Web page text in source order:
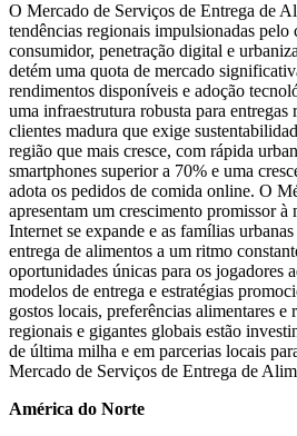
O Mercado de Serviços de Entrega de
tendências regionais impulsionadas pelo
consumidor, penetração digital e
detém uma quota de mercado
rendimentos disponíveis e adoção
uma infraestrutura robusta para entregas
clientes madura que exige
região que mais cresce, com rápida
smartphones superior a 70% e uma
adota os pedidos de comida online. O
apresentam um crescimento promissor à
Internet se expande e as famílias
entrega de alimentos a um ritmo
oportunidades únicas para os jogadores
modelos de entrega e estratégias
gostos locais, preferências alimentares e
regionais e gigantes globais estão
de última milha e em parcerias locais
Mercado de Serviços de Entrega de
América do Norte